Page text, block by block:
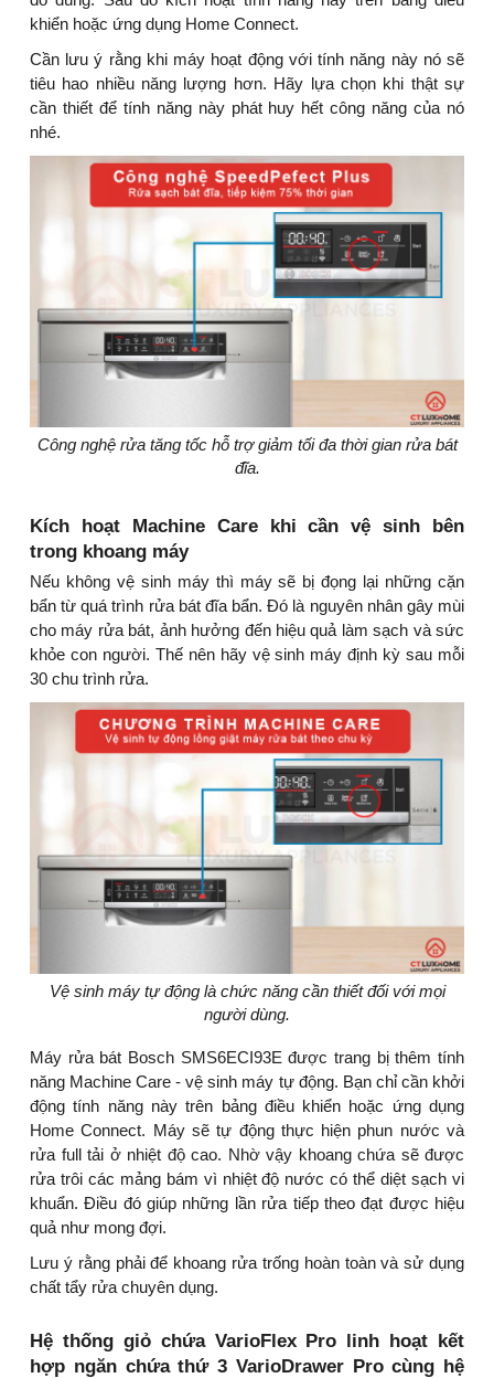
khiển hoặc ứng dụng Home Connect.
Cần lưu ý rằng khi máy hoạt động với tính năng này nó sẽ
tiêu hao nhiều năng lượng hơn. Hãy lựa chọn khi thật sự
cần thiết để tính năng này phát huy hết công năng của nó
nhé.
Công nghệ rửa tăng tốc hỗ trợ giảm tối đa thời gian rửa bát
đĩa.
Kích hoạt Machine Care khi cần vệ sinh bên
trong khoang máy
Nếu không vệ sinh máy thì máy sẽ bị đọng lại những cặn
bẩn từ quá trình rửa bát đĩa bẩn. Đó là nguyên nhân gây mùi
cho máy rửa bát, ảnh hưởng đến hiệu quả làm sạch và sức
khỏe con người. Thế nên hãy vệ sinh máy định kỳ sau mỗi
30 chu trình rửa.
Vệ sinh máy tự động là chức năng cần thiết đối với mọi
người dùng.
Máy rửa bát Bosch SMS6ECI93E được trang bị thêm tính
năng Machine Care - vệ sinh máy tự động. Bạn chỉ cần khởi
động tính năng này trên bảng điều khiển hoặc ứng dụng
Home Connect. Máy sẽ tự động thực hiện phun nước và
rửa full tải ở nhiệt độ cao. Nhờ vậy khoang chứa sẽ được
rửa trôi các mảng bám vì nhiệt độ nước có thể diệt sạch vi
khuẩn. Điều đó giúp những lần rửa tiếp theo đạt được hiệu
quả như mong đợi.
Lưu ý rằng phải để khoang rửa trống hoàn toàn và sử dụng
chất tẩy rửa chuyên dụng.
Hệ thống giỏ chứa VarioFlex Pro linh hoạt kết
hợp ngăn chứa thứ 3 VarioDrawer Pro cùng hệ